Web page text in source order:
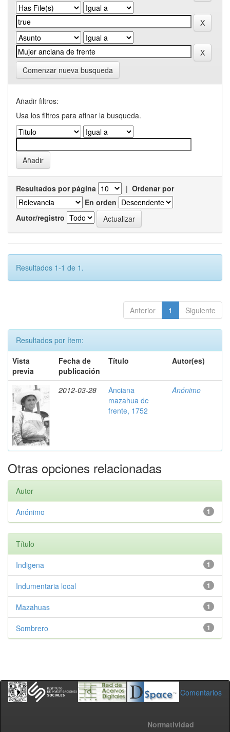
Comenzar nueva busqueda
Añadir filtros:
Usa los filtros para afinar la busqueda.
Resultados por página | Ordenar por
En orden
Autor/registro
Resultados 1-1 de 1.
Anterior 1 Siguiente
Resultados por ítem:
Vista
previa
Fecha de
publicación
Título Autor(es)
2012-03-28
Anciana
mazahua de
frente, 1752
Anónimo
Otras opciones relacionadas
Autor
1
Anónimo
Título
1
Indigena
1
Indumentaria local
1
Mazahuas
1
Sombrero
Comentarios
Normatividad